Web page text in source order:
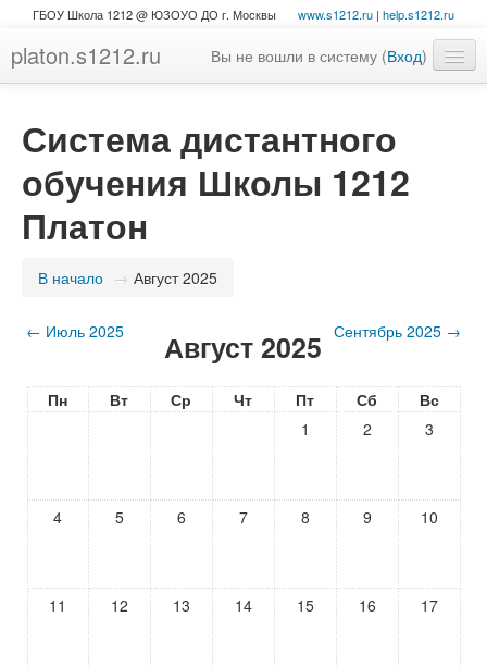
ГБОУ Школа 1212 @ ЮЗОУО ДО г. Москвы www.s1212.ru| help.s1212.ru
platon.s1212.ru Вы не вошли в систему (Вход)
Система дистантного
обучения Школы 1212
Платон
В начало → Август 2025
← Июль 2025 Август 2025 Сентябрь 2025 →
Пн Вт Ср Чт Пт Сб
Вс
1
2 3
4 5 6 7 8 9 10
11 12 13 14 15 16 17